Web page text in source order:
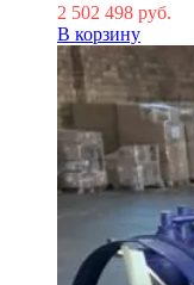
2 502 498 руб.
В корзину